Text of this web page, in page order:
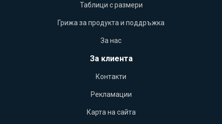
Таблици с размери
Грижа за продукта и поддръжка
За нас
За клиента
Контакти
Рекламации
Карта на сайта